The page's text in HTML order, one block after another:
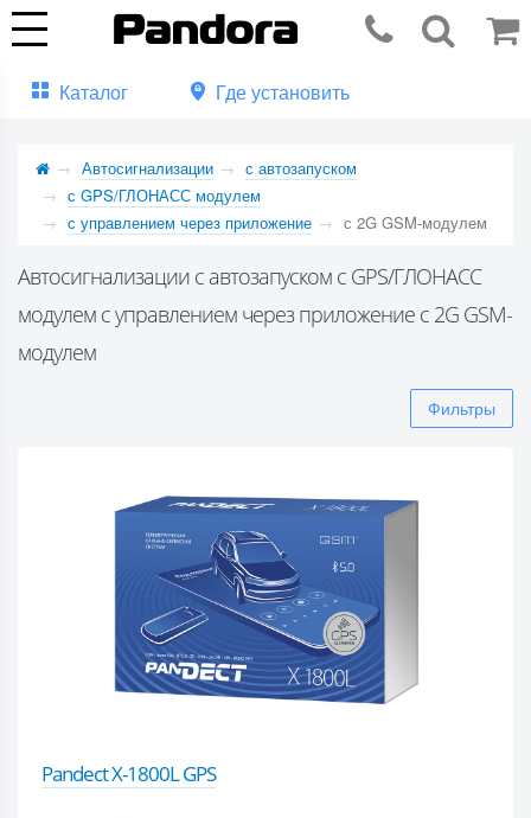
Каталог Где установить
Автосигнализации
с автозапуском
с GPS/ГЛОНАСС модулем
с управлением через приложение
с 2G GSM-модулем
Автосигнализации с автозапуском с GPS/ГЛОНАСС
модулем с управлением через приложение с 2G GSM-
модулем
Фильтры
Pandect X-1800L GPS